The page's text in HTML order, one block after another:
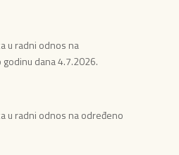
u radni odnos na
dana 4.7.2026.
u radni odnos na određeno